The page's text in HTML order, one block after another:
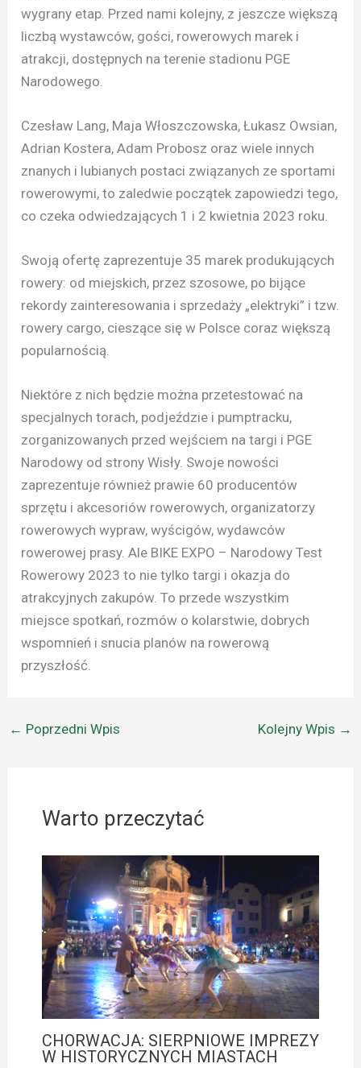
wygrany etap. Przed nami kolejny, z jeszcze większą
liczbą wystawców, gości, rowerowych marek i
atrakcji, dostępnych na terenie stadionu PGE
Narodowego.
Czesław Lang, Maja Włoszczowska, Łukasz Owsian,
Adrian Kostera, Adam Probosz oraz wiele innych
znanych i lubianych postaci związanych ze sportami
rowerowymi, to zaledwie początek zapowiedzi tego,
co czeka odwiedzających 1 i 2 kwietnia 2023 roku.
Swoją ofertę zaprezentuje 35 marek produkujących
rowery: od miejskich, przez szosowe, po bijące
rekordy zainteresowania i sprzedaży „elektryki” i tzw.
rowery cargo, cieszące się w Polsce coraz większą
popularnością.
Niektóre z nich będzie można przetestować na
specjalnych torach, podjeździe i pumptracku,
zorganizowanych przed wejściem na targi i PGE
Narodowy od strony Wisły. Swoje nowości
zaprezentuje również prawie 60 producentów
sprzętu i akcesoriów rowerowych, organizatorzy
rowerowych wypraw, wyścigów, wydawców
rowerowej prasy. Ale BIKE EXPO – Narodowy Test
Rowerowy 2023 to nie tylko targi i okazja do
atrakcyjnych zakupów. To przede wszystkim
miejsce spotkań, rozmów o kolarstwie, dobrych
wspomnień i snucia planów na rowerową
przyszłość.
← Poprzedni Wpis Kolejny Wpis →
Warto przeczytać
CHORWACJA: SIERPNIOWE IMPREZY
W HISTORYCZNYCH MIASTACH